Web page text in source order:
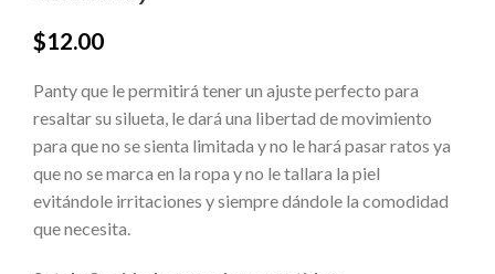
$12.00
Panty que le permitirá tener un ajuste perfecto para
resaltar su silueta, le dará una libertad de movimiento
para que no se sienta limitada y no le hará pasar ratos ya
que no se marca en la ropa y no le tallara la piel
evitándole irritaciones y siempre dándole la comodidad
que necesita.